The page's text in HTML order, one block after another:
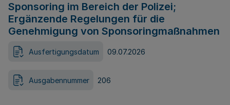
Sponsoring im Bereich der Polizei;
Ergänzende Regelungen für die
Genehmigung von Sponsoringmaßnahmen
Ausfertigungsdatum 09.07.2026
Ausgabennummer 206